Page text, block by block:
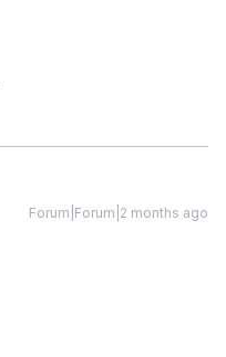
Forum|Forum|2 months ago